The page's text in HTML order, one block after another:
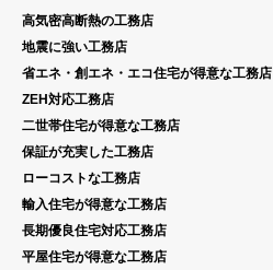
高気密高断熱の工務店
地震に強い工務店
省エネ・創エネ・エコ住宅が得意な工務店
ZEH対応工務店
二世帯住宅が得意な工務店
保証が充実した工務店
ローコストな工務店
輸入住宅が得意な工務店
長期優良住宅対応工務店
平屋住宅が得意な工務店